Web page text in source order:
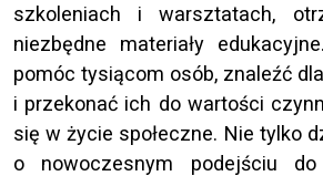
szkoleniach i warsztatach,
niezbędne materiały
pomóc tysiącom osób, znaleźć
i przekonać ich do wartości
się w życie społeczne. Nie tylko
o nowoczesnym podejściu